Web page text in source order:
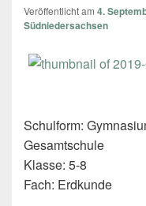
Veröffentlicht am 4.
Südniedersachsen
Schulform:
Gesamtschule
Klasse: 5-8
Fach: Erdkunde